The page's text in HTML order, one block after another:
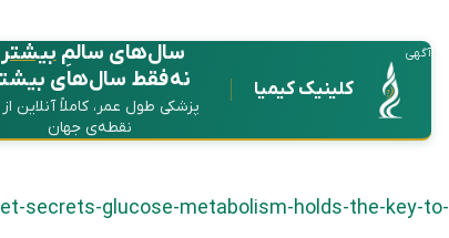
آگهی
کلینیک کیمیا
سال‌های سالمِبیشتر
نه فقط سال‌های
پزشکی طول عمر، کاملاً آنلاین
نقطه‌ی جهان
secrets-glucose-metabolism-holds-the-key-to-